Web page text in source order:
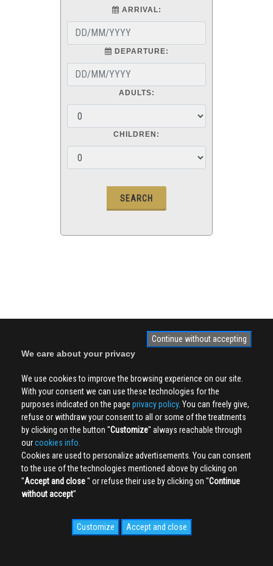
ARRIVAL:
DEPARTURE:
ADULTS:
CHILDREN:
Continue without accepting
We care about your privacy
We use cookies to improve the browsing experience on our site.
With your consent we can use these technologies for the
purposes indicated on the page privacy policy. You can freely give,
refuse or withdraw your consent to all or some of the treatments
by clicking on the button ''Customize'' always reachable through
ourcookies info.
Cookies are used to personalize advertisements. You can consent
to the use of the technologies mentioned above by clicking on
''Accept and close'' or refuse their use by clicking on ''Continue
without accept''
Customize Accept and close